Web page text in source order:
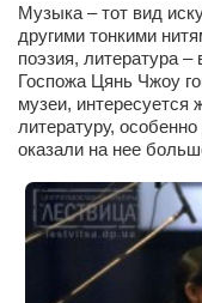
Кафе,
Магазины
Музыка – тот вид
другими тонкими
поэзия, литература –
Госпожа Цянь Чжоу
музеи,
литературу,
оказали на нее